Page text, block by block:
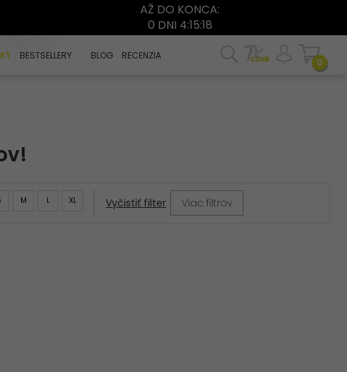
AŽ DO KONCA:
0 DNI 4:15:17
BESTSELLERY . BLOG RECENZIA
0
M L XL Vyčistiť filter Viac filtrov